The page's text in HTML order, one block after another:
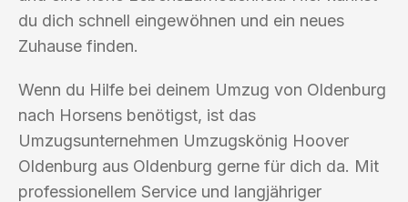
du dich schnell eingewöhnen und ein neues
Zuhause finden.
Wenn du Hilfe bei deinem Umzug von Oldenburg
nach Horsens benötigst, ist das
Umzugsunternehmen Umzugskönig Hoover
Oldenburg aus Oldenburg gerne für dich da. Mit
professionellem Service und langjähriger